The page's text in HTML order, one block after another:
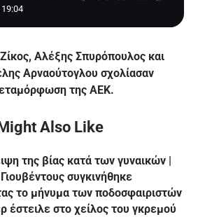
Αλέξης Σπυρόπουλος και
Αρναούτογλου σχολίασαν
της ΑΕΚ.
Also Like
της βίας κατά των γυναικών |
συγκινήθηκε
το μήνυμα των ποδοσφαιριστών
έστειλε στο χείλος του γκρεμού